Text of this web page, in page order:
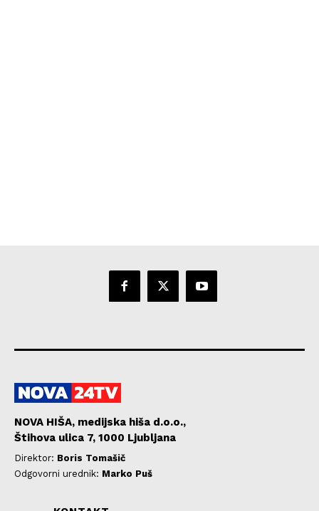
NOVA HIŠA, medijska hiša d.o.o.,
Štihova ulica 7, 1000 Ljubljana
Direktor: Boris Tomašič
Odgovorni urednik: Marko Puš